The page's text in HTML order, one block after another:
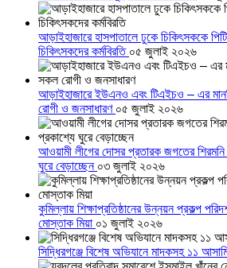
আড়াইহাজারে হাসপাতালে ঢুকে চিকিৎসককে
চিকিৎসকদের কর্মবিরতি ০৫ জুলাই ২০২৬
আড়াইহাজারে ইউএনও এবং টিএইচও – এর
রোগী ও জনসাধারণ ০৫ জুলাই ২০২৬
আওয়ামী লীগের দোসর প্রতারক জগতের শিরমনি
ঘুরে বেড়াচ্ছেন ০৩ জুলাই ২০২৬
কুমিল্লায় শিক্ষাপ্রতিষ্ঠানের উন্নয়ন প্রকল্প
মোস্তাক মিয়া ০১ জুলাই ২০২৬
সিদ্ধিরগঞ্জে বিশেষ অভিযানে মাদকসহ ১১